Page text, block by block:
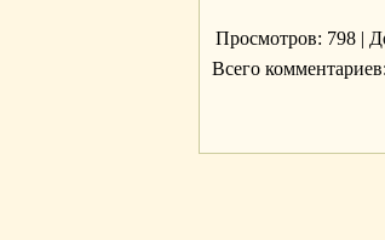
Просмотров: 798 |
Всего комментариев: